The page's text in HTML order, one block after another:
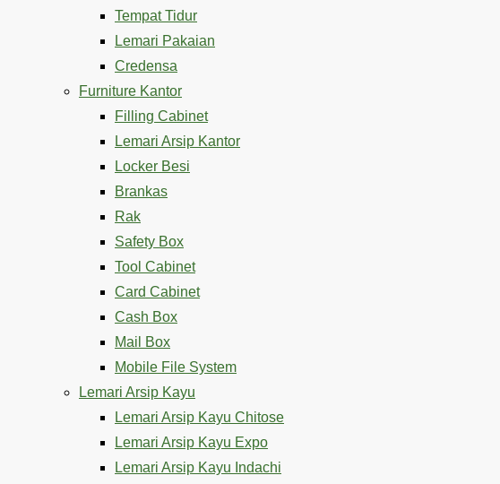
Tempat Tidur
Lemari Pakaian
Credensa
Furniture Kantor
Filling Cabinet
Lemari Arsip Kantor
Locker Besi
Brankas
Rak
Safety Box
Tool Cabinet
Card Cabinet
Cash Box
Mail Box
Mobile File System
Lemari Arsip Kayu
Lemari Arsip Kayu Chitose
Lemari Arsip Kayu Expo
Lemari Arsip Kayu Indachi